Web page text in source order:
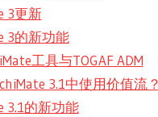
3更新
3的新功能
工具与TOGAF ADM
3.1中使用价值流？
3.1的新功能